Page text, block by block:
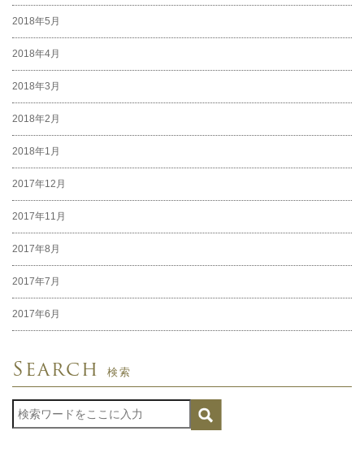
2018年5月
2018年4月
2018年3月
2018年2月
2018年1月
2017年12月
2017年11月
2017年8月
2017年7月
2017年6月
Search 検索